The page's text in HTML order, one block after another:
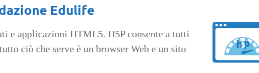
Edulife
e applicazioni HTML5. H5P consente a tutti
ciò che serve è un browser Web e un sito